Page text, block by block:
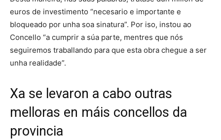
euros de investimento “necesario e importante e
bloqueado por unha soa sinatura”. Por iso, instou ao
Concello “a cumprir a súa parte, mentres que nós
seguiremos traballando para que esta obra chegue a ser
unha realidade”.
Xa se levaron a cabo outras
melloras en máis concellos da
provincia